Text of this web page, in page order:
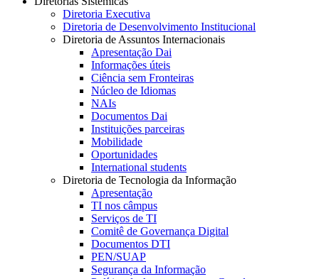
Diretoria Executiva
Diretoria de Desenvolvimento Institucional
Diretoria de Assuntos Internacionais
Apresentação Dai
Informações úteis
Ciência sem Fronteiras
Núcleo de Idiomas
NAIs
Documentos Dai
Instituições parceiras
Mobilidade
Oportunidades
International students
Diretoria de Tecnologia da Informação
Apresentação
TI nos câmpus
Serviços de TI
Comitê de Governança Digital
Documentos DTI
PEN/SUAP
Segurança da Informação